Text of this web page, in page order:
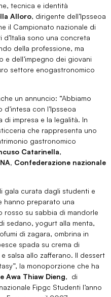
tecnica e identità
Alloro, dirigente dell’Ipsseoa
il Campionato nazionale di
sono una concreta
della professione, ma
e dell’impegno dei giovani
settore enogastronomico
un annuncio: “Abbiamo
con l’Ipsseoa
di impresa e la legalità. In
che rappresenta uno
gastronomico
Catarinella,
Confederazione nazionale
gala curata dagli studenti e
hanno preparato una
rosso su sabbia di mandorle
sedano, yogurt alla menta,
di zagara, ombrina in
spada su crema di
salsa allo zafferano. Il dessert
la monoporzione che ha
Awa Thiaw Dieng, di
Fipgc Studenti l’anno